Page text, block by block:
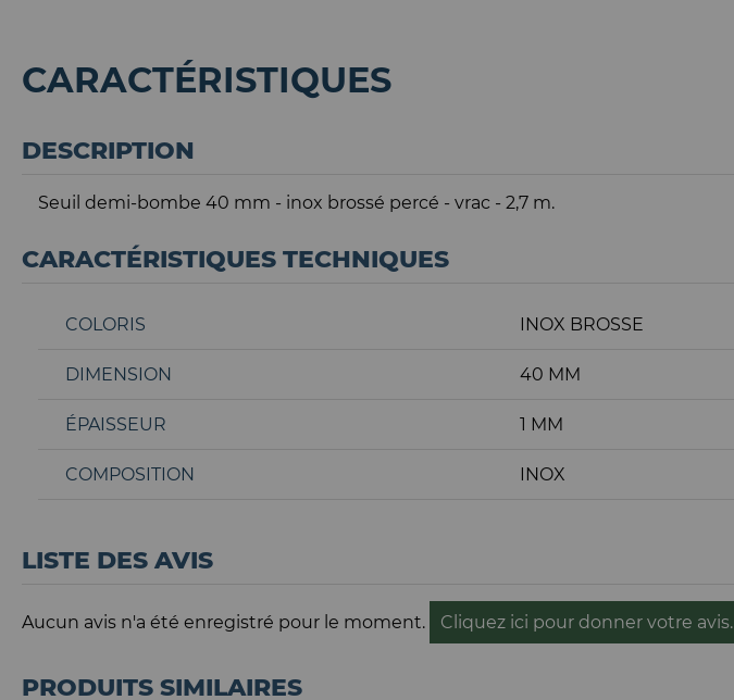
CARACTÉRISTIQUES
DESCRIPTION
Seuil demi-bombe 40 mm - inox brossé percé - vrac - 2,7 m.
CARACTÉRISTIQUES TECHNIQUES
COLORIS INOX BROSSE
DIMENSION 40 MM
ÉPAISSEUR 1 MM
COMPOSITION INOX
LISTE DES AVIS
Aucun avis n'a été enregistré pour le moment. Cliquez ici pour donner votre avis.
PRODUITS SIMILAIRES